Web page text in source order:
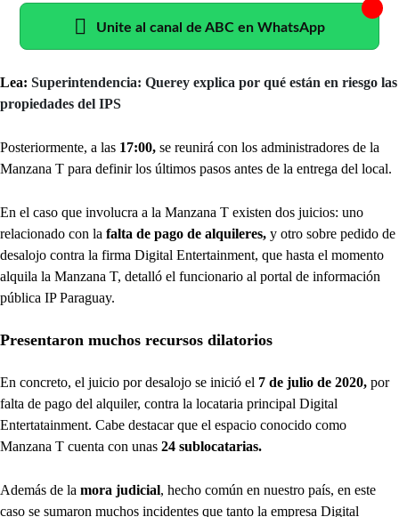
Unite al canal de ABC en WhatsApp
Lea: Superintendencia: Querey explica por qué están en riesgo las
propiedades del IPS
Posteriormente, a las 17:00, se reunirá con los administradores de la
Manzana T para definir los últimos pasos antes de la entrega del local.
En el caso que involucra a la Manzana T existen dos juicios: uno
relacionado con la falta de pago de alquileres, y otro sobre pedido de
desalojo contra la firma Digital Entertainment, que hasta el momento
alquila la Manzana T, detalló el funcionario al portal de información
pública IP Paraguay.
Presentaron muchos recursos dilatorios
En concreto, el juicio por desalojo se inició el 7 de julio de 2020, por
falta de pago del alquiler, contra la locataria principal Digital
Entertatainment. Cabe destacar que el espacio conocido como
Manzana T cuenta con unas 24 sublocatarias.
Además de la mora judicial, hecho común en nuestro país, en este
caso se sumaron muchos incidentes que tanto la empresa Digital